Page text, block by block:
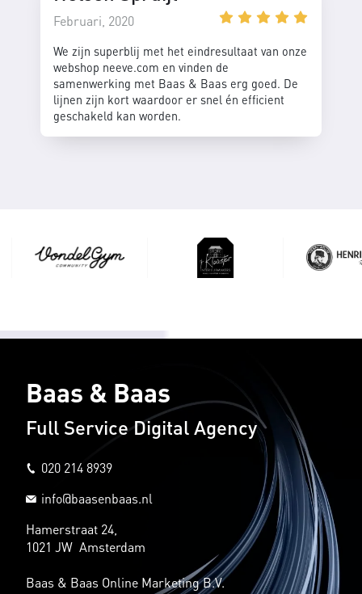
Februari, 2020
We zijn superblij met het eindresultaat van onze
webshop neeve.com en vinden de
samenwerking met Baas & Baas erg goed. De
lijnen zijn kort waardoor er snel én efficient
geschakeld kan worden.
Baas & Baas
Full Service Digital Agency
020 214 8939
info@baasenbaas.nl
Hamerstraat 24,
1021 JW Amsterdam
Baas & Baas Online Marketing B.V.